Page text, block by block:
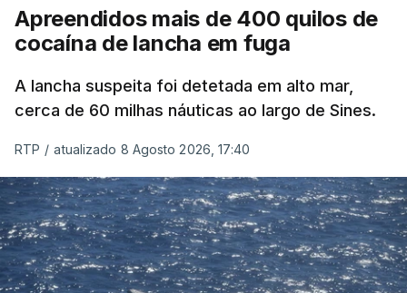
Apreendidos mais de 400 quilos de
cocaína de lancha em fuga
A lancha suspeita foi detetada em alto mar,
cerca de 60 milhas náuticas ao largo de Sines.
RTP / atualizado 8 Agosto 2026, 17:40